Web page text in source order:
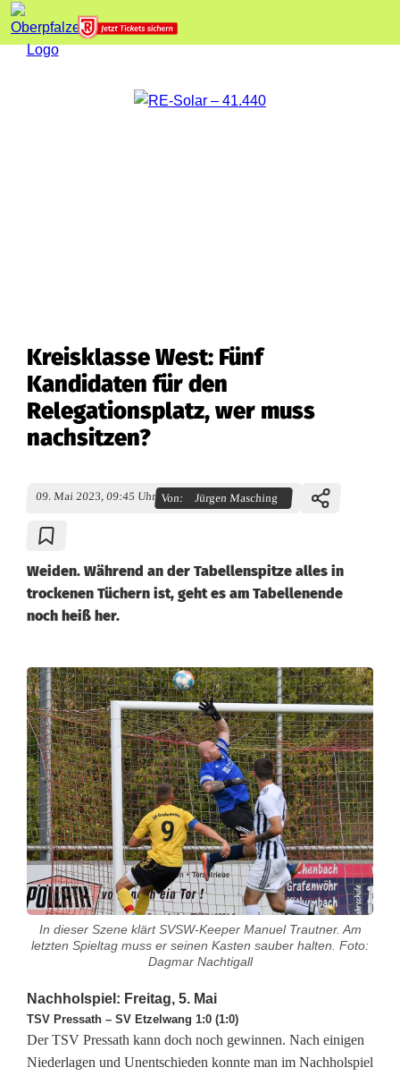
Kreisklasse West: Fünf
Kandidaten für den
Relegationsplatz, wer muss
nachsitzen?
09. Mai 2023, 09:45 Uhr Von: Jürgen Masching
Weiden. Während an der Tabellenspitze alles in
trockenen Tüchern ist, geht es am Tabellenende
noch heiß her.
K
r
e
i
s
k
l
a
s
s
e
W
In dieser Szene klärt SVSW-Keeper Manuel Trautner. Am
letzten Spieltag muss er seinen Kasten sauber halten. Foto:
Dagmar Nachtigall
Nachholspiel: Freitag, 5. Mai
TSV Pressath – SV Etzelwang 1:0 (1:0)
Der TSV Pressath kann doch noch gewinnen. Nach einigen
Niederlagen und Unentschieden konnte man im Nachholspiel